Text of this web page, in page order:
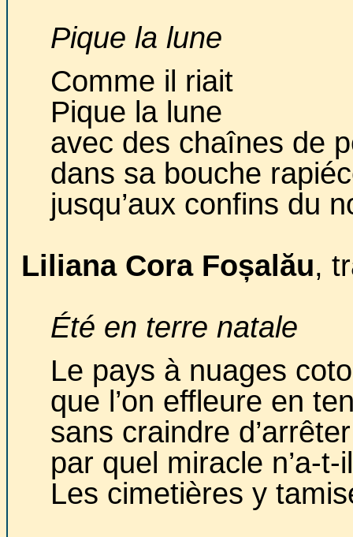
Pique la lune
Comme il riait
Pique la lune
avec des chaînes de
dans sa bouche
jusqu’aux confins du
Liliana Cora Foșalău,
Été en terre natale
Le pays à nuages
que l’on effleure en
sans craindre
par quel miracle n’a-
Les cimetières y